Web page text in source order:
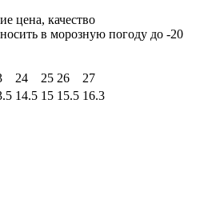
цена, качество
в морозную погоду до -20
24 25 26
27
14.5 15 15.5 16.3